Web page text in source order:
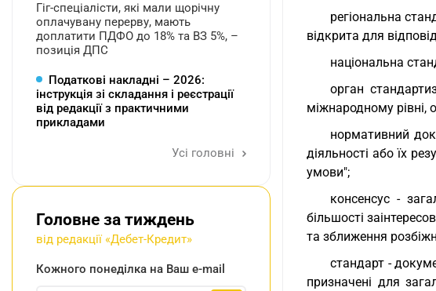
регіональна
відкрита для
національна
орган
міжнародному рівні,
нормативний
діяльності або їх
умови";
консенсус -
більшості
та зближення
стандарт -
призначені для
Гіг-спеціалісти, які мали щорічну
оплачувану перерву, мають
доплатити ПДФО до 18% та ВЗ 5%, –
позиція ДПС
Податкові накладні – 2026:
інструкція зі складання і реєстрації
від редакції з практичними
прикладами
Усі головні
Головне за тиждень
від редакції «Дебет-Кредит»
Кожного понеділка на Ваш e-mail